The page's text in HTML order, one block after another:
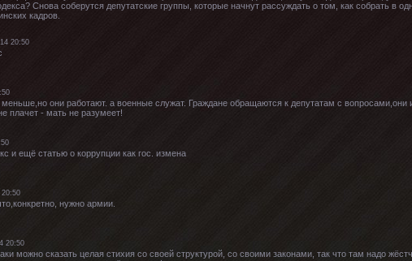
Снова соберутся депутатские группы, которые начнут рассуждать о том, как собрать в
кадров.
20:50
они работают. а военные служат. Граждане обращаются к депутатам с
плачет - мать не разумеет!
и ещё статью о коррупции как гос. измена
20:50
нужно армии.
20:50
можно сказать целая стихия со своей структурой, со своими законами, так что там надо